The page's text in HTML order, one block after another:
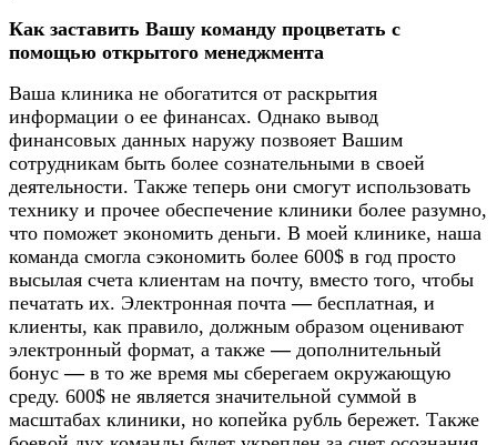
Как заставить Вашу команду процветать с
помощью открытого менеджмента
Ваша клиника не обогатится от раскрытия
информации о ее финансах. Однако вывод
финансовых данных наружу позвояет Вашим
сотрудникам быть более сознательными в своей
деятельности. Также теперь они смогут использовать
технику и прочее обеспечение клиники более разумно,
что поможет экономить деньги. В моей клинике, наша
команда смогла сэкономить более 600$ в год просто
высылая счета клиентам на почту, вместо того, чтобы
печатать их. Электронная почта— бесплатная, и
клиенты, как правило, должным образом оценивают
электронный формат, а также— дополнительный
бонус— в то же время мы сберегаем окружающую
среду. 600$ не является значительной суммой в
масштабах клиники, но копейка рубль бережет. Также